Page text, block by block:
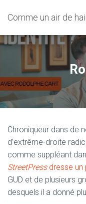
Comme un air de
Chroniqueur dans de
d’extrême-droite
comme suppléant
StreetPressdresse un
GUD et de plusieurs
desquels il a donné